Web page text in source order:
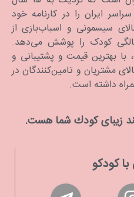
ایران را در کارنامه خود
سیسمونی و اسباب‌بازی از
بارداری تا بالاتر از 5 سالگی کودک را پوشش می‌دهد.
با بهترین قیمت و پشتیبانی و
مشتریان و تامین‌کنندگان در
داشته است.
زیبای كودك شما هست.
کودکو